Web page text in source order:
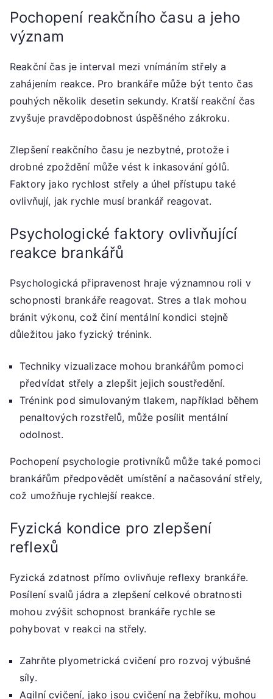
Pochopení reakčního času a jeho
význam
Reakční čas je interval mezi vnímáním střely a
zahájením reakce. Pro brankáře může být tento čas
pouhých několik desetin sekundy. Kratší reakční čas
zvyšuje pravděpodobnost úspěšného zákroku.
Zlepšení reakčního času je nezbytné, protože i
drobné zpoždění může vést k inkasování gólů.
Faktory jako rychlost střely a úhel přístupu také
ovlivňují, jak rychle musí brankář reagovat.
Psychologické faktory ovlivňující
reakce brankářů
Psychologická připravenost hraje významnou roli v
schopnosti brankáře reagovat. Stres a tlak mohou
bránit výkonu, což činí mentální kondici stejně
důležitou jako fyzický trénink.
Techniky vizualizace mohou brankářům pomoci
předvídat střely a zlepšit jejich soustředění.
Trénink pod simulovaným tlakem, například během
penaltových rozstřelů, může posílit mentální
odolnost.
Pochopení psychologie protivníků může také pomoci
brankářům předpovědět umístění a načasování střely,
což umožňuje rychlejší reakce.
Fyzická kondice pro zlepšení
reflexů
Fyzická zdatnost přímo ovlivňuje reflexy brankáře.
Posílení svalů jádra a zlepšení celkové obratnosti
mohou zvýšit schopnost brankáře rychle se
pohybovat v reakci na střely.
Zahrňte plyometrická cvičení pro rozvoj výbušné
síly.
Agilní cvičení, jako jsou cvičení na žebříku, mohou